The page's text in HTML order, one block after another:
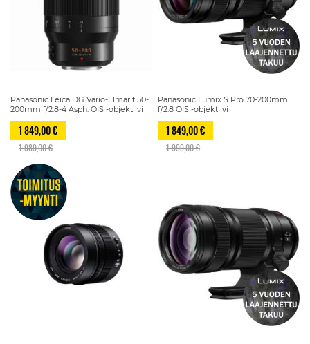
Panasonic Leica DG Vario-Elmarit 50-
200mm f/2.8-4 Asph. OIS -objektiivi
1 849,00 €
1 989,00 €
Panasonic Lumix S Pro 70-200mm
f/2.8 OIS -objektiivi
1 849,00 €
1 999,00 €